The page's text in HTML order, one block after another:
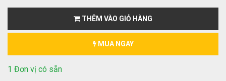
THÊM VÀO GIỎ HÀNG
MUA NGAY
1 Đơn vị có sẵn